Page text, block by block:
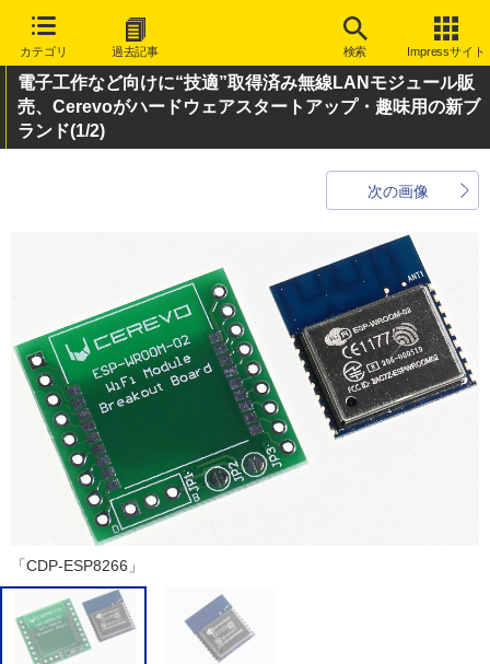
カテゴリ 過去記事 検索 Impressサイト
電子工作など向けに“技適”取得済み無線LANモジュール販
売、Cerevoがハードウェアスタートアップ・趣味用の新ブ
ランド(1/2)
次の画像
「CDP-ESP8266」